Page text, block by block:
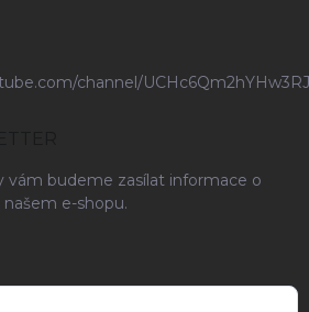
channel/
vám budeme zasílat informace o
e-shopu.